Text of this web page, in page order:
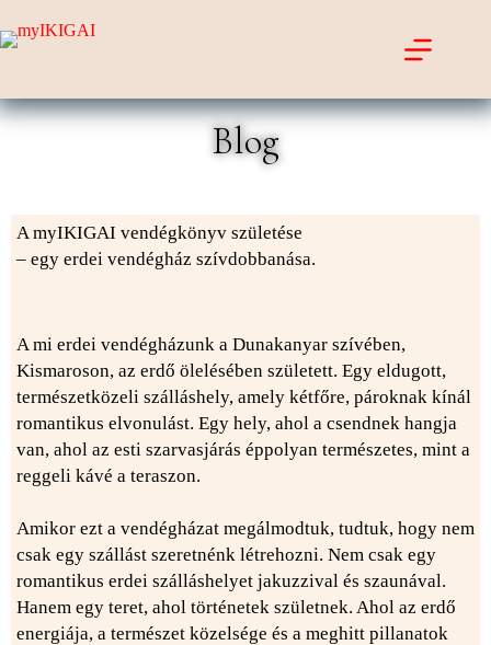
Blog
A myIKIGAI vendégkönyv születése
– egy erdei vendégház szívdobbanása.
A mi erdei vendégházunk a Dunakanyar szívében,
Kismaroson, az erdő ölelésében született. Egy eldugott,
természetközeli szálláshely, amely kétfőre, pároknak kínál
romantikus elvonulást. Egy hely, ahol a csendnek hangja
van, ahol az esti szarvasjárás éppolyan természetes, mint a
reggeli kávé a teraszon.
Amikor ezt a vendégházat megálmodtuk, tudtuk, hogy nem
csak egy szállást szeretnénk létrehozni. Nem csak egy
romantikus erdei szálláshelyet jakuzzival és szaunával.
Hanem egy teret, ahol történetek születnek. Ahol az erdő
energiája, a természet közelsége és a meghitt pillanatok